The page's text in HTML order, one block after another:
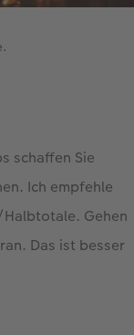
schaffen Sie
Ich empfehle
Gehen
Das ist besser